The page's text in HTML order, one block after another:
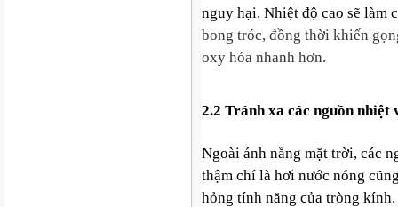
nguy hại. Nhiệt độ cao sẽ làm
bong tróc, đồng thời khiến
oxy hóa nhanh hơn.
2.2 Tránh xa các nguồn nhiệt
Ngoài ánh nắng mặt trời, các
thậm chí là hơi nước nóng
hỏng tính năng của tròng